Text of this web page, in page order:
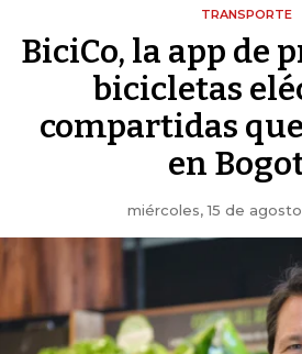
TRANSPORTE
BiciCo, la app de
bicicletas
compartidas
en
miércoles, 15 de